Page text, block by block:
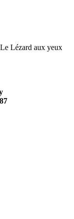
Lézard aux yeux